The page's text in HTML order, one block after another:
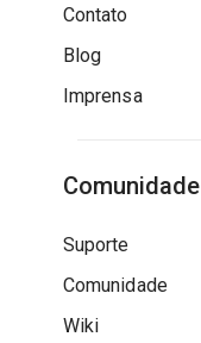
Contato
Blog
Imprensa
Comunidade
Suporte
Comunidade
Wiki